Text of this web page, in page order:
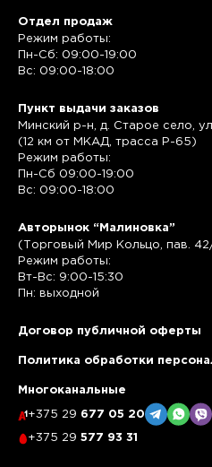
Отдел продаж
Режим работы:
Пн-Сб: 09:00-19:00
Вс: 09:00-18:00
Пункт выдачи заказов
Минский р-н, д. Старое село,
(12 км от МКАД, трасса P-65)
Режим работы:
Пн-Сб 09:00-19:00
Вс: 09:00-18:00
Авторынок “Малиновка”
(Торговый Мир Кольцо, пав.
Режим работы:
Вт-Вс: 9:00-15:30
Пн: выходной
Договор публичной оферты
Политика обработки
Многоканальные
+375 29 677 05 20
+375 29 577 93 31